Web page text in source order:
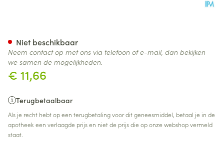
€ 11,66
Terugbetaalbaar
Als je recht hebt op een terugbetaling voor dit geneesmiddel, betaal je in de
apotheek een verlaagde prijs en niet de prijs die op onze webshop vermeld
staat.
Niet beschikbaar
Neem contact op met ons via telefoon of e-mail, dan bekijken
we samen de mogelijkheden.